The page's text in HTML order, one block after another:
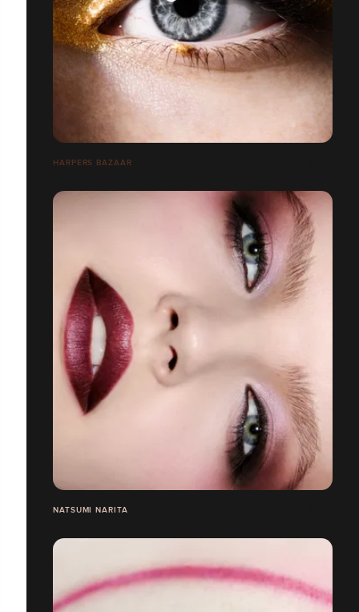
HARPERS BAZAAR
NATSUMI NARITA